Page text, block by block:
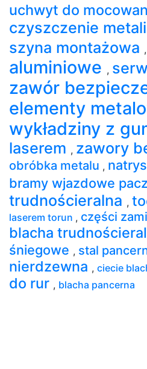
uchwyt do
czyszczenie metali
szyna montażowa ,
aluminiowe ,
zawór
elementy
wykładziny z
laserem , zawory
obróbka metalu ,
bramy wjazdowe
trudnościeralna ,
laserem torun , części
blacha
śniegowe , stal
nierdzewna , ciecie
do rur , blacha pancerna